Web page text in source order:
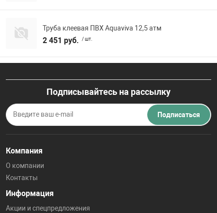
Труба клеевая ПВХ Aquaviva 12,5 атм
2 451 руб. / шт.
Подписывайтесь на рассылку
Подписаться
Компания
О компании
Контакты
Информация
Акции и спецпредложения